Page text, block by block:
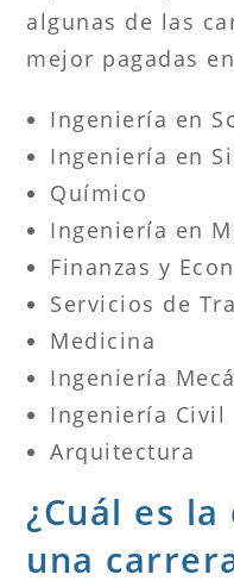
algunas de las
mejor pagadas
Ingeniería en
Ingeniería en
Químico
Ingeniería en
Finanzas y
Servicios de
Medicina
Ingeniería
Ingeniería Civil
Arquitectura
¿Cuál es
una